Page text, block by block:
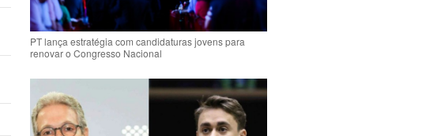
PT lança estratégia com candidaturas jovens para
renovar o Congresso Nacional